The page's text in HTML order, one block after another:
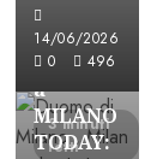
14/06/2026
0
496
3 minuti
letti
FREE
ASTORRI
a
MILANO
TODAY: